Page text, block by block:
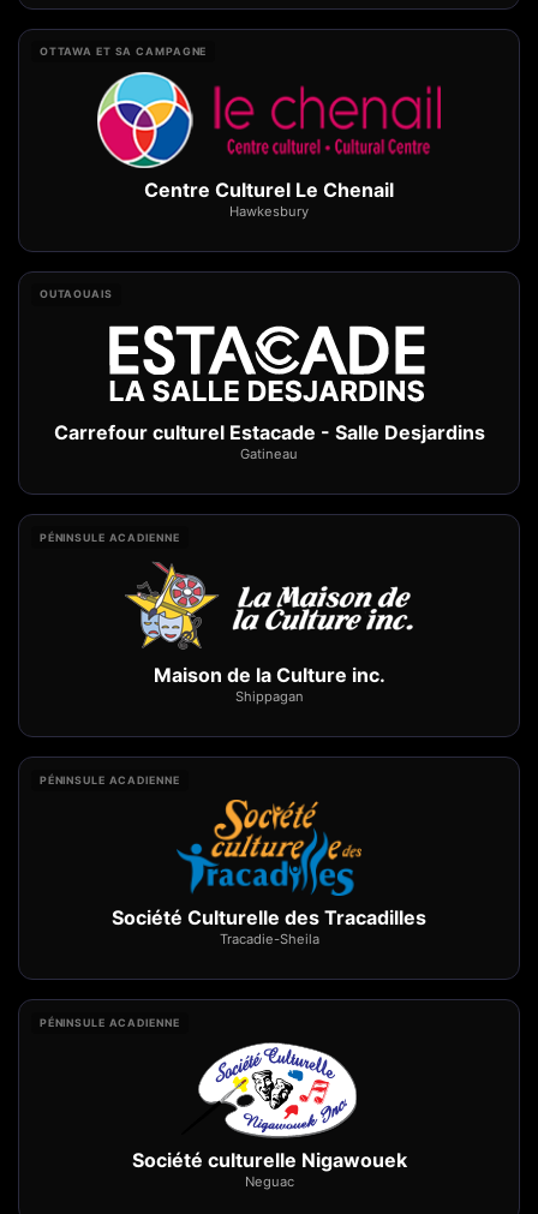
OTTAWA ET SA CAMPAGNE
Centre Culturel Le Chenail
Hawkesbury
OUTAOUAIS
Carrefour culturel Estacade - Salle Desjardins
Gatineau
PÉNINSULE ACADIENNE
Maison de la Culture inc.
Shippagan
PÉNINSULE ACADIENNE
Société Culturelle des Tracadilles
Tracadie-Sheila
PÉNINSULE ACADIENNE
Société culturelle Nigawouek
Neguac